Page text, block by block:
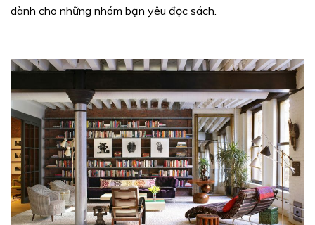
dành cho những nhóm bạn yêu đọc sách.